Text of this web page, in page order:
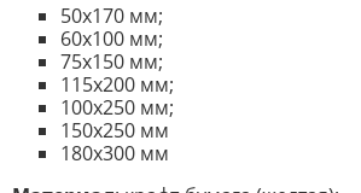
50х170 мм;
60х100 мм;
75х150 мм;
115х200 мм;
100х250 мм;
150х250 мм
180х300 мм